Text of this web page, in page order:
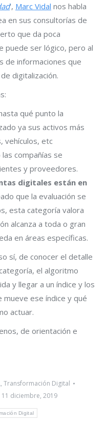
‘, Marc Vidal nos habla
en sus consultorías de
que da poca
puede ser lógico, pero al
de informaciones que
digitalización.
qué punto la
ya sus activos más
vehículos, etc
compañías se
y proveedores.
digitales están en
que la evaluación se
esta categoría valora
alcanza a toda o gran
en áreas específicas.
sí, de conocer el detalle
el algoritmo
y llegar a un índice y los
ese índice y qué
actuar.
de orientación e
, Transformación Digital
11 diciembre, 2019
Digital